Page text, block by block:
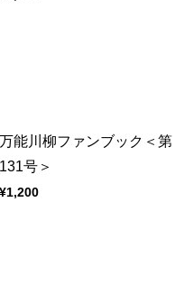
万能川柳ファンブック＜第
131号＞
¥1,200